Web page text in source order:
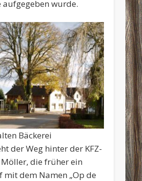
aufgegeben wurde.
Bäckerei
der Weg hinter der KFZ-
die früher ein
mit dem Namen „Op de